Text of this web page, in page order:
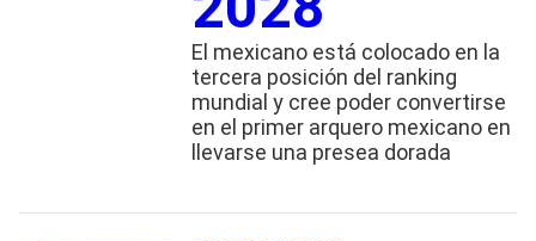
El mexicano está colocado en la
tercera posición del ranking
mundial y cree poder convertirse
en el primer arquero mexicano en
llevarse una presea dorada